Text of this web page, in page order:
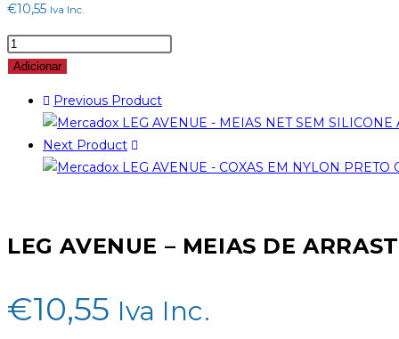
€10,55 Iva Inc.
Quantidade
de
AVENUE
MEIAS
Adicionar
Previous Product
Next Product
LEG AVENUE – MEIAS DE
€10,55 Iva Inc.